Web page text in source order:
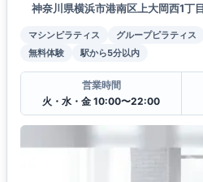
神奈川県横浜市港南区上大岡西1丁
マシンピラティス グループピラティス
無料体験
駅から5分以内
営業時間
火・水・金 10:00〜22:00